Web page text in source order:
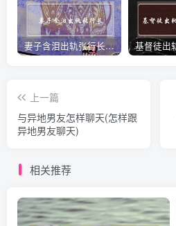
妻子含泪出轨张行长 她说全都是因为家中
上一篇
与异地男友怎样聊天(怎样跟
异地男友聊天)
相关推荐